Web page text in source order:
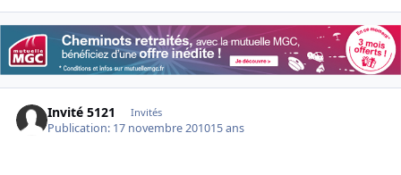
Invité 5121 Invités
Publication: 17 novembre 201015 ans